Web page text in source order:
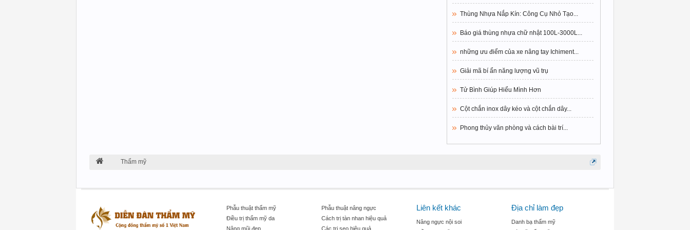
Thùng Nhựa Nắp Kín: Công Cụ Nhỏ Tạo...
Báo giá thùng nhựa chữ nhật 100L-3000L...
những ưu điểm của xe nâng tay Ichiment...
Giải mã bí ẩn năng lượng vũ trụ
Tử Bình Giúp Hiểu Mình Hơn
Cột chắn inox dây kéo và cột chắn dây...
Phong thủy văn phòng và cách bài trí...
Thẩm mỹ
Phẫu thuật thẩm mỹ
Điều trị thẩm mỹ da
Nâng mũi đẹp
Phẫu thuật nâng ngực
Cách trị tàn nhan hiệu quả
Các trị sẹo hiệu quả
Liên kết khác
Nâng ngực nội soi
Địa chỉ làm đẹp
Danh bạ thẩm mỹ